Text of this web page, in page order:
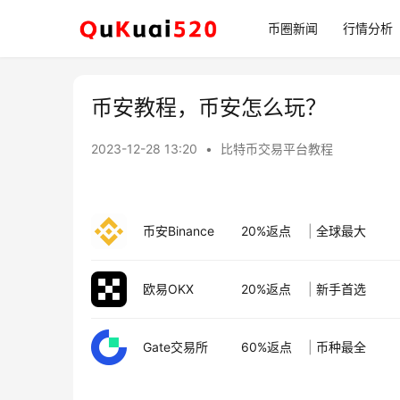
币圈新闻 行情分析
币安教程，币安怎么玩？
2023-12-28 13:20 • 比特币交易平台教程
币安Binance 20%返点 全球最大
欧易OKX 20%返点 新手首选
Gate交易所 60%返点 币种最全